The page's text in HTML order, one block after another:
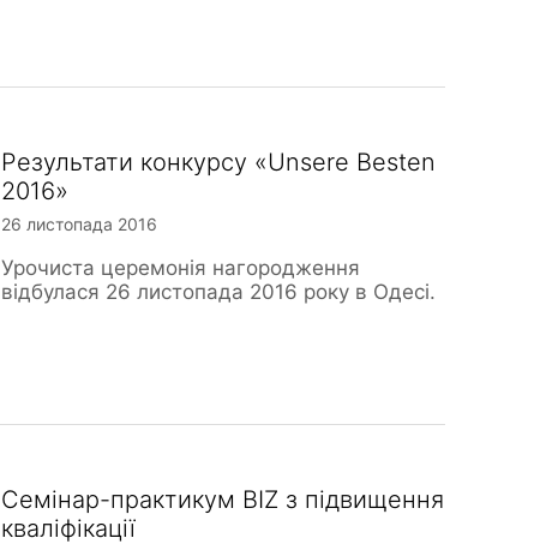
Результати конкурсу «Unsere Besten
2016»
26 листопада 2016
Урочиста церемонія нагородження
відбулася 26 листопада 2016 року в Одесі.
Семінар-практикум BIZ з підвищення
кваліфікації